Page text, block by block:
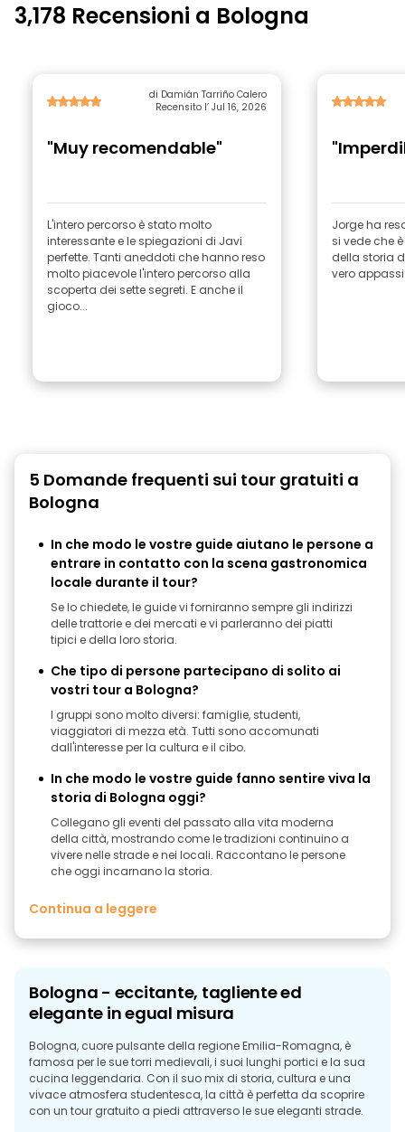
3,178 Recensioni a Bologna
di Damián Tarriño Calero
Recensito l’ Jul 16, 2026
"Muy recomendable"
L'intero percorso è stato molto
interessante e le spiegazioni di Javi
perfette. Tanti aneddoti che hanno reso
molto piacevole l'intero percorso alla
scoperta dei sette segreti. E anche il
gioco...
Jorge ha
si vede che
della storia
vero
5 Domande frequenti sui tour gratuiti a
Bologna
In che modo le vostre guide aiutano le persone a
entrare in contatto con la scena gastronomica
locale durante il tour?
Se lo chiedete, le guide vi forniranno sempre gli indirizzi
delle trattorie e dei mercati e vi parleranno dei piatti
tipici e della loro storia.
Che tipo di persone partecipano di solito ai
vostri tour a Bologna?
I gruppi sono molto diversi: famiglie, studenti,
viaggiatori di mezza età. Tutti sono accomunati
dall'interesse per la cultura e il cibo.
In che modo le vostre guide fanno sentire viva la
storia di Bologna oggi?
Collegano gli eventi del passato alla vita moderna
della città, mostrando come le tradizioni continuino a
vivere nelle strade e nei locali. Raccontano le persone
che oggi incarnano la storia.
Continua a leggere
Bologna - eccitante, tagliente ed
elegante in egual misura
Bologna, cuore pulsante della regione Emilia-Romagna, è
famosa per le sue torri medievali, i suoi lunghi portici e la sua
cucina leggendaria. Con il suo mix di storia, cultura e una
vivace atmosfera studentesca, la città è perfetta da scoprire
con un tour gratuito a piedi attraverso le sue eleganti strade.